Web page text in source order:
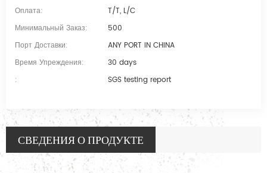
Оплата:
T/T, L/C
Минимальный Заказ:
500
Порт Доставки:
ANY PORT IN CHINA
Время Упреждения:
30 days
:
SGS testing report
СВЕДЕНИЯ О ПРОДУКТЕ